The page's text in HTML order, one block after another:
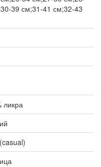
39 см;31-41 см;32-43
ликра